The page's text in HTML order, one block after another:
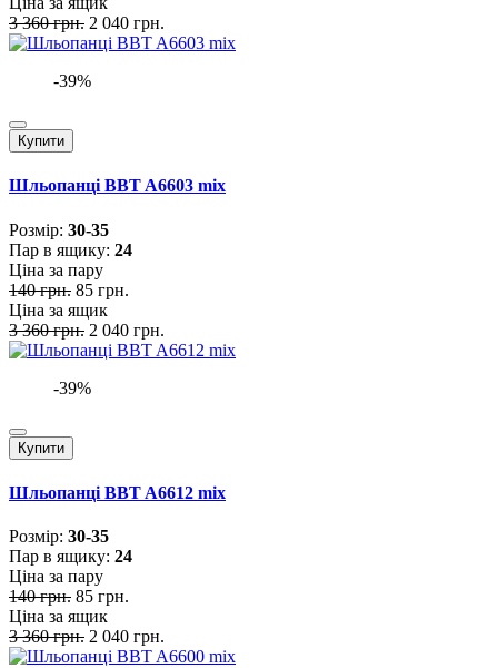
3 360 грн. 2 040 грн.
-39%
Купити
Шльопанці BBT A6603 mix
Розмiр: 30-35
Пар в ящику: 24
Ціна за пару
140 грн. 85 грн.
Ціна за ящик
3 360 грн. 2 040 грн.
-39%
Купити
Шльопанці BBT A6612 mix
Розмiр: 30-35
Пар в ящику: 24
Ціна за пару
140 грн. 85 грн.
Ціна за ящик
3 360 грн. 2 040 грн.